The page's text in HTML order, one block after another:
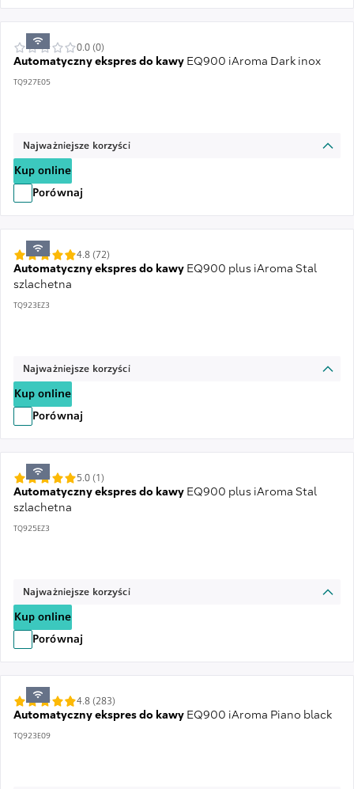
Automatyczny ekspres do kawy EQ900 iAroma Dark inox
TQ927E05
0.0 (0)
Najważniejsze korzyści
Kup online
Porównaj
Automatyczny ekspres do kawy EQ900 plus iAroma Stal
szlachetna
TQ923EZ3
4.8 (72)
Najważniejsze korzyści
Kup online
Porównaj
Automatyczny ekspres do kawy EQ900 plus iAroma Stal
szlachetna
TQ925EZ3
5.0 (1)
Najważniejsze korzyści
Kup online
Porównaj
Automatyczny ekspres do kawy EQ900 iAroma Piano black
TQ923E09
4.8 (283)